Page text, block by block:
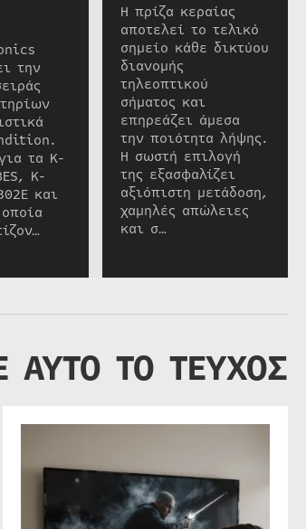
την
τα K-
K-
και
Η πρίζα κεραίας
αποτελεί το τελικό
σημείο κάθε δικτύου
διανομής
τηλεοπτικού
σήματος και
επηρεάζει άμεσα
την ποιότητα λήψης.
Η σωστή επιλογή
της εξασφαλίζει
αξιόπιστη μετάδοση,
χαμηλές απώλειες
και σ…
ΑΥΤΟ ΤΟ ΤΕΥΧΟΣ